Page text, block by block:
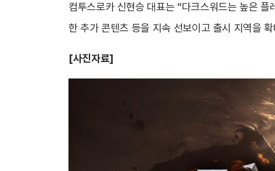
컴투스로카 신현승 대표는 “다크스워드는 높은
한 추가 콘텐츠 등을 지속 선보이고 출시 지역을
[사진자료]